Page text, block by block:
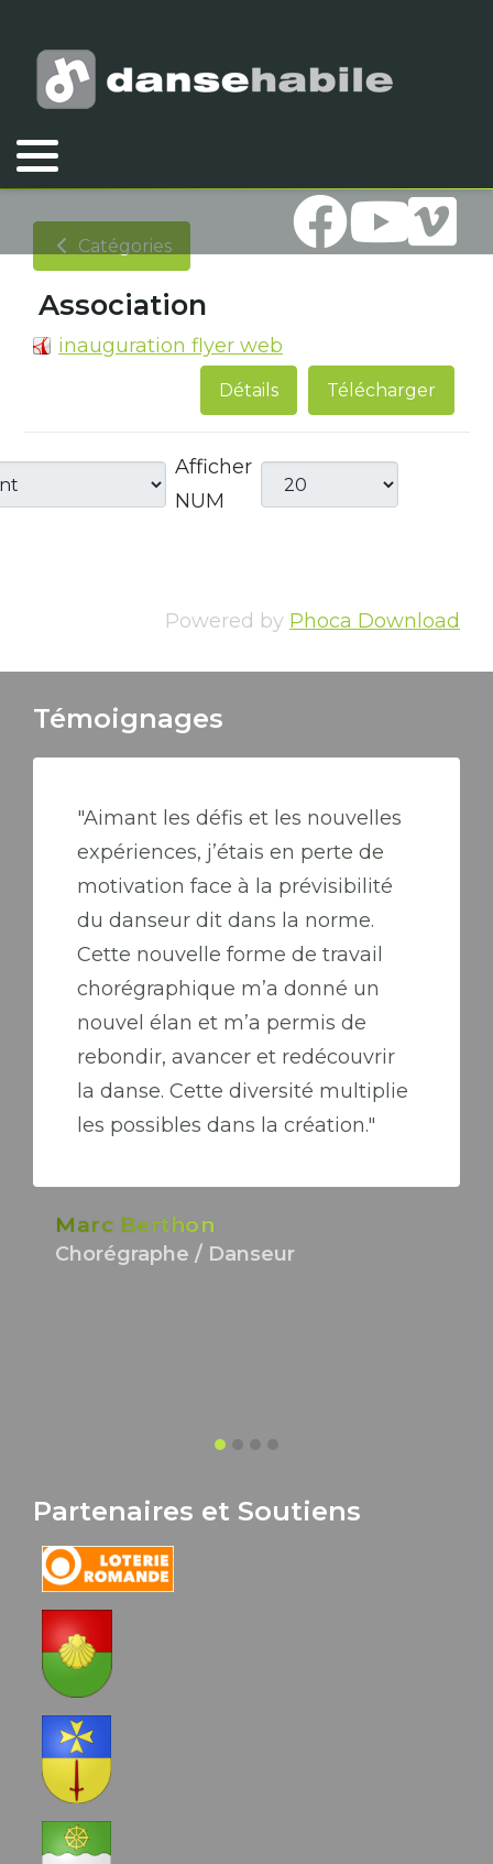
Vous êtes ici :
Documents
Catégories
Association
inauguration flyer web
Télécharger
Détails
Afficher
NUM
Powered by Phoca Download
Témoignages
"Aimant les défis et les nouvelles
expériences, j’étais en perte de
motivation face à la prévisibilité
du danseur dit dans la norme.
Cette nouvelle forme de travail
chorégraphique m’a donné un
nouvel élan et m’a permis de
rebondir, avancer et redécouvrir
la danse. Cette diversité multiplie
les possibles dans la création."
Marc Berthon
Chorégraphe / Danseur
Partenaires et Soutiens